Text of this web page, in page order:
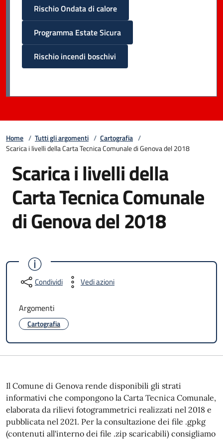
Rischio Ondata di calore
Programma Estate Sicura
Rischio incendi boschivi
Home / Tutti gli argomenti / Cartografia /
Scarica i livelli della Carta Tecnica Comunale di Genova del 2018
Scarica i livelli della
Carta Tecnica Comunale
di Genova del 2018
Condividi Vedi azioni
Argomenti
Cartografia
Il Comune di Genova rende disponibili gli strati
informativi che compongono la Carta Tecnica Comunale,
elaborata da rilievi fotogrammetrici realizzati nel 2018 e
pubblicata nel 2021. Per la consultazione dei file .gpkg
(contenuti all'interno dei file .zip scaricabili) consigliamo